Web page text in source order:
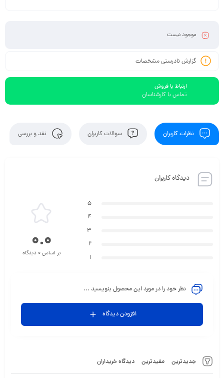
موجود نیست
گزارش نادرستی مشخصات
ارتباط با فروش
تماس با کارشناسان
نظرات کاربران سوالات کاربران نقد و بررسی
دیدگاه کاربران
جدیدترین مفیدترین دیدگاه خریداران
5
4
3
2
1
0.0
بر اساس 0 دیدگاه
نظر خود را در مورد این محصول بنویسید ...
افزودن دیدگاه